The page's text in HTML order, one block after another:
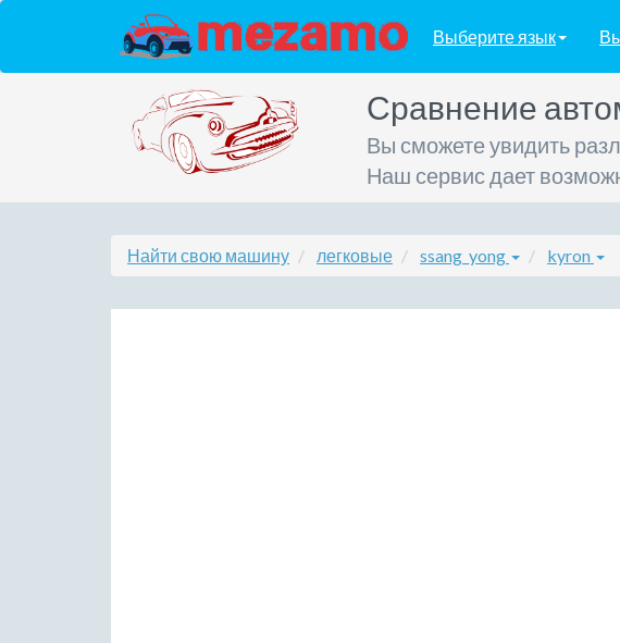
Выберите язык
Сравнение
Вы сможете увидить
Наш сервис дает
Найти свою машину легковые ssang_yong kyron